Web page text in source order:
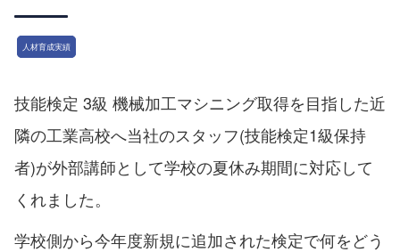
人材育成実績
技能検定 3級 機械加工マシニング取得を目指した近
隣の工業高校へ当社のスタッフ(技能検定1級保持
者)が外部講師として学校の夏休み期間に対応して
くれました。
学校側から今年度新規に追加された検定で何をどう